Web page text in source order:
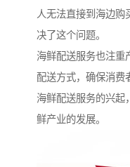
人无法直接到海边购
决了这个问题。
海鲜配送服务也注重
配送方式，确保消费
海鲜配送服务的兴起
鲜产业的发展。